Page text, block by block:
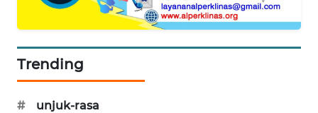
Trending
#
unjuk-rasa
FISUELRI
ID
ENERGI
NEWS